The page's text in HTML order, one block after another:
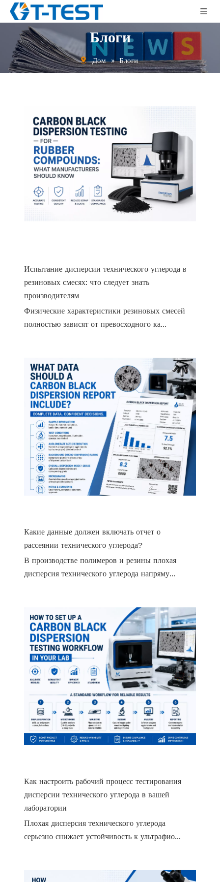
Блоги
Дом » Блоги
Испытание дисперсии технического углерода в
резиновых смесях: что следует знать
производителям
Физические характеристики резиновых смесей
полностью зависят от превосходного ка...
Какие данные должен включать отчет о
рассеянии технического углерода?
В производстве полимеров и резины плохая
дисперсия технического углерода напряму...
Как настроить рабочий процесс тестирования
дисперсии технического углерода в вашей
лаборатории
Плохая дисперсия технического углерода
серьезно снижает устойчивость к ультрафио...